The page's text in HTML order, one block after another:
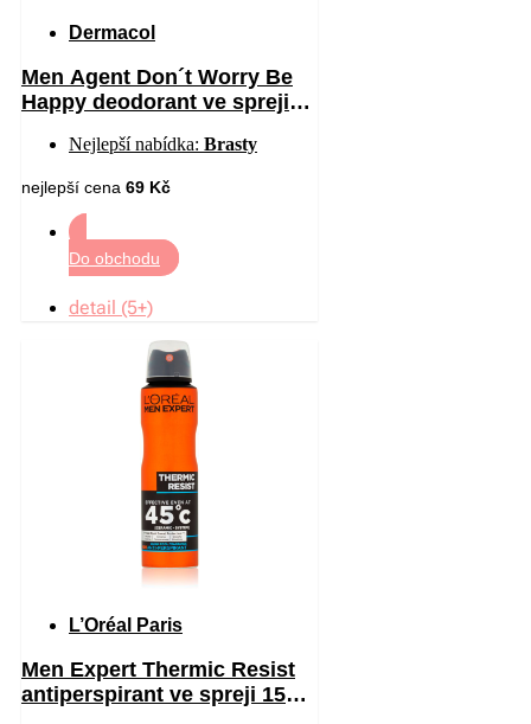
Dermacol
Men Agent Don´t Worry Be
Happy deodorant ve spreji
Nejlepší nabídka: Brasty
nejlepší cena 69 Kč
Do obchodu
detail (5+)
L’Oréal Paris
Men Expert Thermic Resist
antiperspirant ve spreji 150